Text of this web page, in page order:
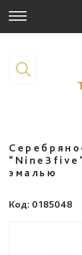
эмалью
Код: 0185048